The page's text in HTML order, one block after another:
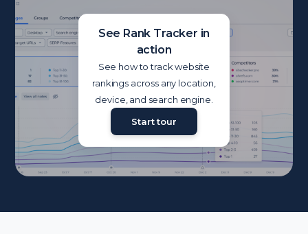
See Rank Tracker in
action
See how to track website
rankings across any location,
device, and search engine.
Start tour